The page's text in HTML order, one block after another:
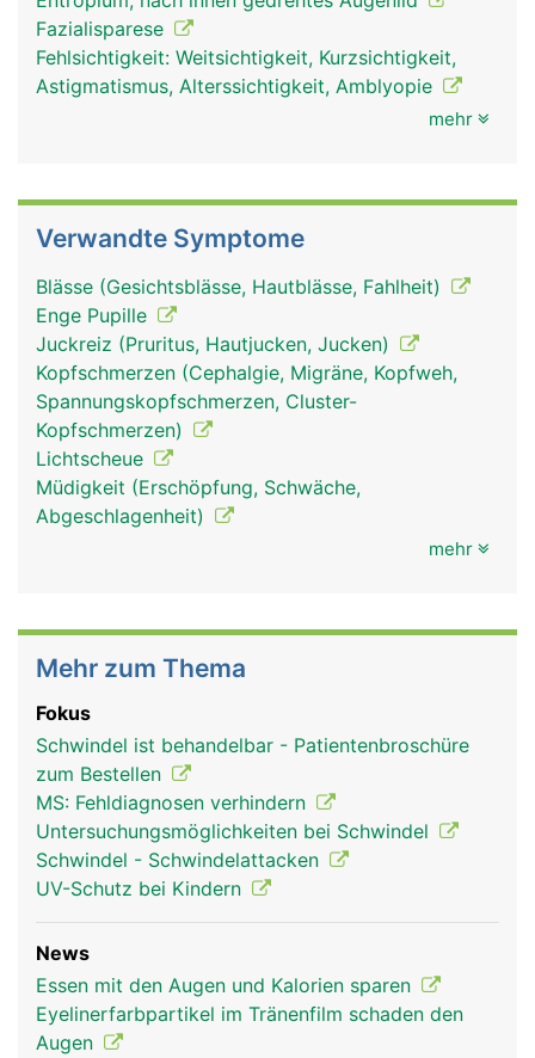
Augen und Sehen
Frau
Augen und Sehen
Fazialisparese
Fehlsichtigkeit: Weitsichtigkeit, Kurzsichtigkeit,
Astigmatismus, Alterssichtigkeit, Amblyopie
mehr
Verwandte Symptome
Blässe (Gesichtsblässe, Hautblässe, Fahlheit)
Enge Pupille
Juckreiz (Pruritus, Hautjucken, Jucken)
Kopfschmerzen (Cephalgie, Migräne, Kopfweh,
Spannungskopfschmerzen, Cluster-
Kopfschmerzen)
Lichtscheue
Müdigkeit (Erschöpfung, Schwäche,
Abgeschlagenheit)
mehr
Mehr zum Thema
Fokus
Schwindel ist behandelbar - Patientenbroschüre
zum Bestellen
MS: Fehldiagnosen verhindern
Untersuchungsmöglichkeiten bei Schwindel
Schwindel - Schwindelattacken
UV-Schutz bei Kindern
News
Essen mit den Augen und Kalorien sparen
Eyelinerfarbpartikel im Tränenfilm schaden den
Augen